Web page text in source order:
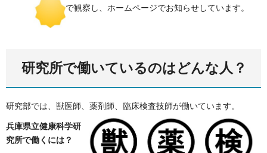
で観察し、ホームページでお知らせしています。
研究所で働いているのはどんな人？
研究部では、獣医師、薬剤師、臨床検査技師が働いています。
兵庫県立健康科学研
究所で働くには？